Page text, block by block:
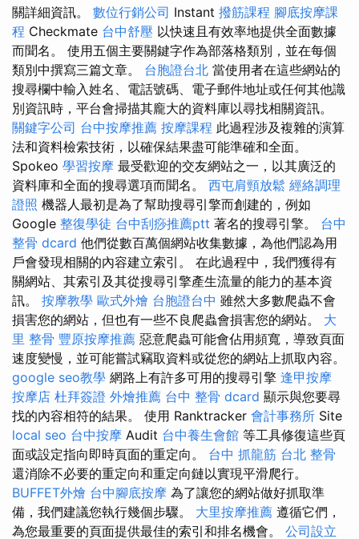
關詳細資訊。 數位行銷公司 Instant 撥筋課程 腳底按摩課
程 Checkmate 台中舒壓 以快速且有效率地提供全面數據
而聞名。 使用五個主要關鍵字作為部落格類別，並在每個
類別中撰寫三篇文章。 台胞證台北 當使用者在這些網站的
搜尋欄中輸入姓名、電話號碼、電子郵件地址或任何其他識
別資訊時，平台會掃描其龐大的資料庫以尋找相關資訊。
關鍵字公司 台中按摩推薦 按摩課程 此過程涉及複雜的演算
法和資料檢索技術，以確保結果盡可能準確和全面。
Spokeo 學習按摩 最受歡迎的交友網站之一，以其廣泛的
資料庫和全面的搜尋選項而聞名。 西屯肩頸放鬆 經絡調理
證照 機器人最初是為了幫助搜尋引擎而創建的，例如
Google 整復學徒 台中刮痧推薦ptt 著名的搜尋引擎。 台中
整骨 dcard 他們從數百萬個網站收集數據，為他們認為用
戶會發現相關的內容建立索引。 在此過程中，我們獲得有
關網站、其索引及其從搜尋引擎產生流量的能力的基本資
訊。 按摩教學 歐式外燴 台胞證台中 雖然大多數爬蟲不會
損害您的網站，但也有一些不良爬蟲會損害您的網站。 大
里 整骨 豐原按摩推薦 惡意爬蟲可能會佔用頻寬，導致頁面
速度變慢，並可能嘗試竊取資料或從您的網站上抓取內容。
google seo教學 網路上有許多可用的搜尋引擎 逢甲按摩
按摩店 杜拜簽證 外燴推薦 台中 整骨 dcard 顯示與您要尋
找的內容相符的結果。 使用 Ranktracker 會計事務所 Site
local seo 台中按摩 Audit 台中養生會館 等工具修復這些頁
面或設定指向即時頁面的重定向。 台中 抓龍筋 台北 整骨
還消除不必要的重定向和重定向鏈以實現平滑爬行。
BUFFET外燴 台中腳底按摩 為了讓您的網站做好抓取準
備，我們建議您執行幾個步驟。 大里按摩推薦 遵循它們，
為您最重要的頁面提供最佳的索引和排名機會。 公司設立